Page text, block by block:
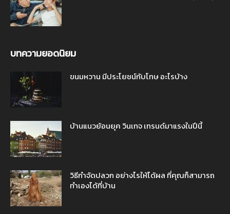
บทความยอดนิยม
ขนมหวาน มีประโยชน์กับโทษ อะไรบ้าง
บ้านแนวย้อนยุค วินเทจ เทรนด์มาแรงในปีนี้
วิธีกำจัดปลวก อย่างไรให้ได้ผล ที่คุณก็สามารถ
ทำเองได้ที่บ้าน